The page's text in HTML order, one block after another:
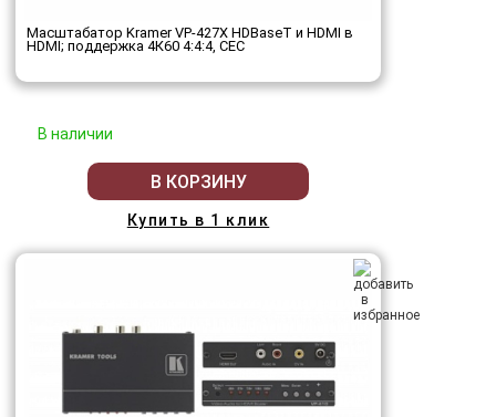
Масштабатор Kramer VP-427X HDBaseT и HDMI в
HDMI; поддержка 4К60 4:4:4, CEC
В наличии
В КОРЗИНУ
Купить в 1 клик